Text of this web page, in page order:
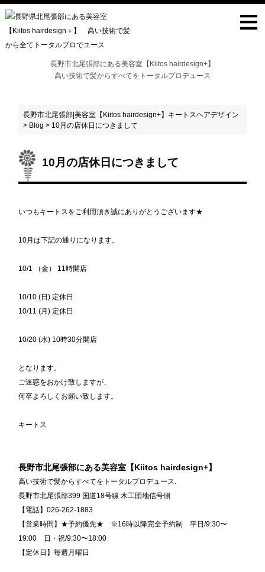
≡
長野市北尾張部にある美容室【Kiitos hairdesign+】
高い技術で髪からすべてをトータルプロデュース
長野市北尾張部|美容室【Kiitos hairdesign+】キートスヘアデザイン
> Blog > 10月の店休日につきまして
10月の店休日につきまして
いつもキートスをご利用頂き誠にありがとうございます★
10月は下記の通りになります。
10/1 （金） 11時開店
10/10 (日) 定休日
10/11 (月) 定休日
10/20 (水) 10時30分開店
となります。
ご迷惑をおかけ致しますが、
何卒よろしくお願い致します。
キートス
長野市北尾張部にある美容室【Kiitos hairdesign+】
高い技術で髪からすべてをトータルプロデュース.
長野市北尾張部399 国道18号線 木工団地信号側
【電話】026-262-1883
【営業時間】★予約優先★ ※16時以降完全予約制 平日/9:30〜
19:00 日・祝/9:30〜18:00
【定休日】毎週月曜日